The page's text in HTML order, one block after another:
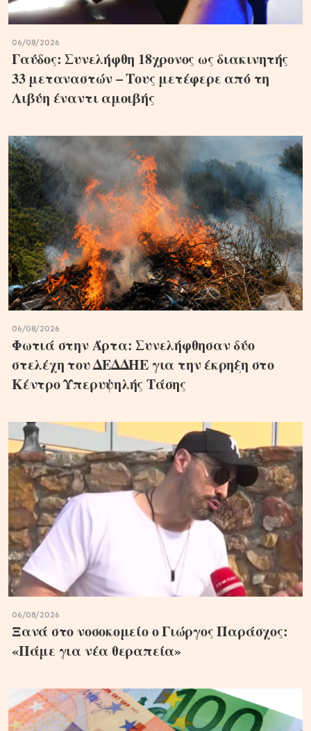
06/08/2026
Γαύδος: Συνελήφθη 18χρονος ως διακινητής
33 μεταναστών – Τους μετέφερε από τη
Λιβύη έναντι αμοιβής
06/08/2026
Φωτιά στην Άρτα: Συνελήφθησαν δύο
στελέχη του ΔΕΔΔΗΕ για την έκρηξη στο
Κέντρο Υπερυψηλής Τάσης
06/08/2026
Ξανά στο νοσοκομείο ο Γιώργος Παράσχος:
«Πάμε για νέα θεραπεία»